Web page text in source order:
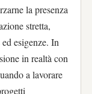
la presenza
stretta,
esigenze. In
in realtà con
a lavorare